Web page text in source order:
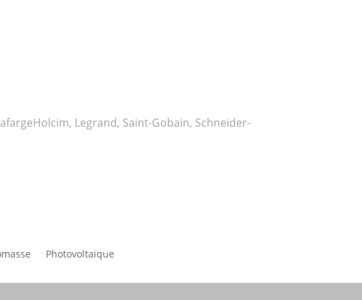
Legrand, Saint-Gobain, Schneider-
Photovoltaïque